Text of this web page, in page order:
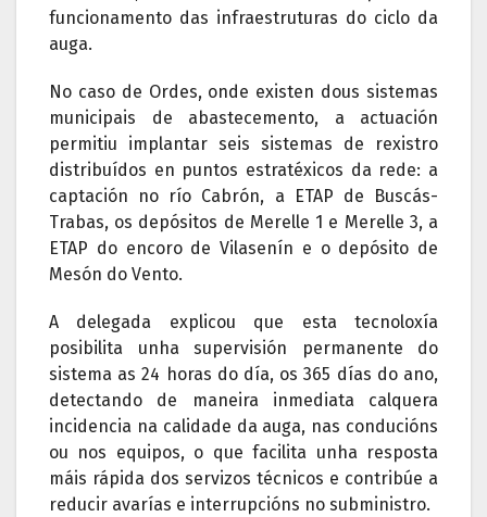
funcionamento das infraestruturas do ciclo da
auga.
No caso de Ordes, onde existen dous sistemas
municipais de abastecemento, a actuación
permitiu implantar seis sistemas de rexistro
distribuídos en puntos estratéxicos da rede: a
captación no río Cabrón, a ETAP de Buscás-
Trabas, os depósitos de Merelle 1 e Merelle 3, a
ETAP do encoro de Vilasenín e o depósito de
Mesón do Vento.
A delegada explicou que esta tecnoloxía
posibilita unha supervisión permanente do
sistema as 24 horas do día, os 365 días do ano,
detectando de maneira inmediata calquera
incidencia na calidade da auga, nas conducións
ou nos equipos, o que facilita unha resposta
máis rápida dos servizos técnicos e contribúe a
reducir avarías e interrupcións no subministro.